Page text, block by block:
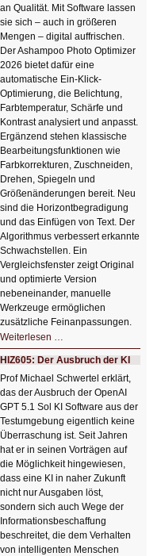
an Qualität. Mit Software lassen
sie sich – auch in größeren
Mengen – digital auffrischen.
Der Ashampoo Photo Optimizer
2026 bietet dafür eine
automatische Ein-Klick-
Optimierung, die Belichtung,
Farbtemperatur, Schärfe und
Kontrast analysiert und anpasst.
Ergänzend stehen klassische
Bearbeitungsfunktionen wie
Farbkorrekturen, Zuschneiden,
Drehen, Spiegeln und
Größenänderungen bereit. Neu
sind die Horizontbegradigung
und das Einfügen von Text. Der
Algorithmus verbessert erkannte
Schwachstellen. Ein
Vergleichsfenster zeigt Original
und optimierte Version
nebeneinander, manuelle
Werkzeuge ermöglichen
zusätzliche Feinanpassungen.
Weiterlesen …
Bildverschönerung
mit
einem
Klick
HIZ606:
Bildverschönerung
mit
einem
Klick
HIZ605: Der Ausbruch der KI
Prof Michael Schwertel erklärt,
das der Ausbruch der OpenAI
GPT 5.1 Sol KI Software aus der
Testumgebung eigentlich keine
Überraschung ist. Seit Jahren
hat er in seinen Vorträgen auf
die Möglichkeit hingewiesen,
dass eine KI in naher Zukunft
nicht nur Ausgaben löst,
sondern sich auch Wege der
Informationsbeschaffung
beschreitet, die dem Verhalten
von intelligenten Menschen